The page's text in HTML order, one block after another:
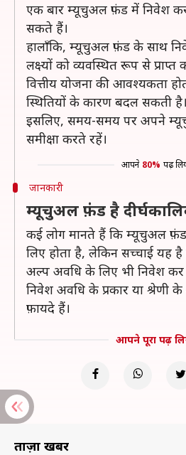
एक बार म्यूचुअल फ़ंड में निवेश
सकते हैं।
हालाँकि, म्यूचुअल फ़ंड के साथ
लक्ष्यों को व्यवस्थित रूप से
वित्तीय योजना की आवश्यकता
स्थितियों के कारण बदल सकती है।
इसलिए, समय-समय पर अपने
समीक्षा करते रहें।
आपने 80% पढ़
जानकारी
म्यूचुअल फ़ंड है
कई लोग मानते हैं कि म्यूचुअल फ़ंड
लिए होता है, लेकिन सच्चाई यह
अल्प अवधि के लिए भी निवेश कर
निवेश अवधि के प्रकार या
फ़ायदे हैं।
आपने पूरा पढ़
ताज़ा खबरें